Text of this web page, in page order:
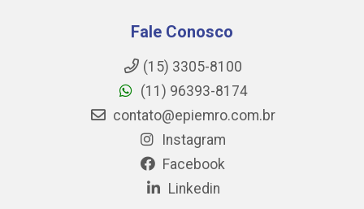
Fale Conosco
(15) 3305-8100
(11) 96393-8174
contato@epiemro.com.br
Instagram
Facebook
Linkedin